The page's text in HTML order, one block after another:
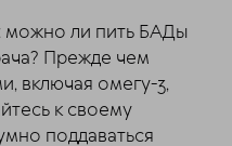
можно ли пить БАДы
Прежде чем
включая омегу-3,
к своему
поддаваться